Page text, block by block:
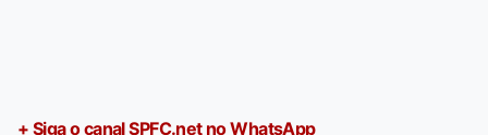
+ Siga o canal SPFC.net no WhatsApp